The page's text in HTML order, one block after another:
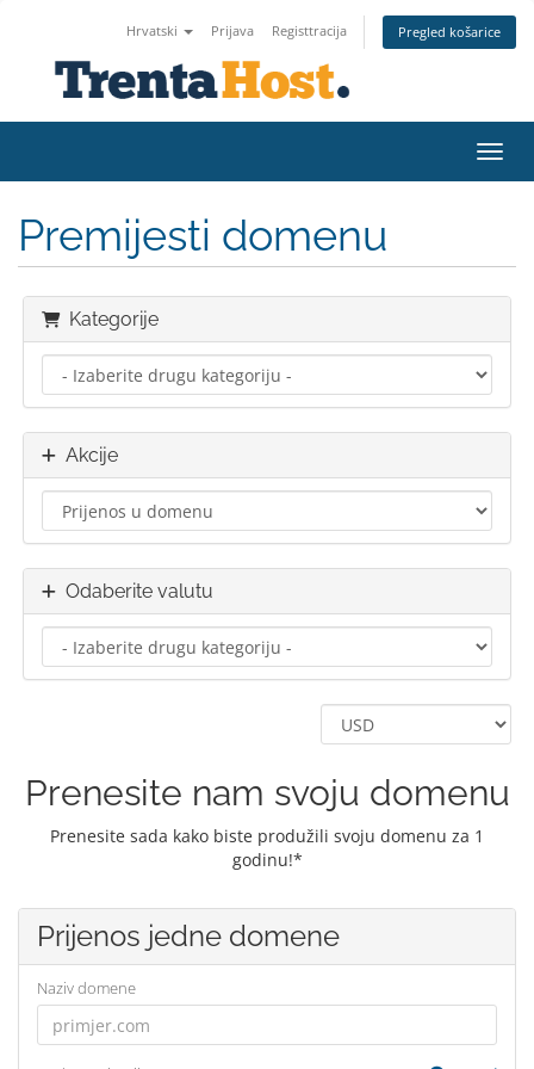
Hrvatski Prijava Registtracija Pregled košarice
Premijesti domenu
Kategorije
Akcije
Odaberite valutu
Prenesite nam svoju domenu
Prenesite sada kako biste produžili svoju domenu za 1
godinu!*
Prijenos jedne domene
Naziv domene